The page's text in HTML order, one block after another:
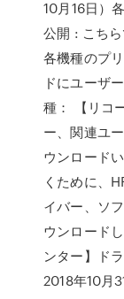
10月16日）
公開 : こち
各機種のプ
ドにユーザ
種： 【リコ
ー、関連ユ
ウンロード
くために、
イバー、ソ
ウンロード
ンター】ド
2018年10月